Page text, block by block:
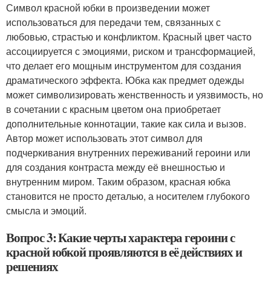
Символ красной юбки в произведении может
использоваться для передачи тем, связанных с
любовью, страстью и конфликтом. Красный цвет часто
ассоциируется с эмоциями, риском и трансформацией,
что делает его мощным инструментом для создания
драматического эффекта. Юбка как предмет одежды
может символизировать женственность и уязвимость, но
в сочетании с красным цветом она приобретает
дополнительные коннотации, такие как сила и вызов.
Автор может использовать этот символ для
подчеркивания внутренних переживаний героини или
для создания контраста между её внешностью и
внутренним миром. Таким образом, красная юбка
становится не просто деталью, а носителем глубокого
смысла и эмоций.
Вопрос 3: Какие черты характера героини с
красной юбкой проявляются в её действиях и
решениях